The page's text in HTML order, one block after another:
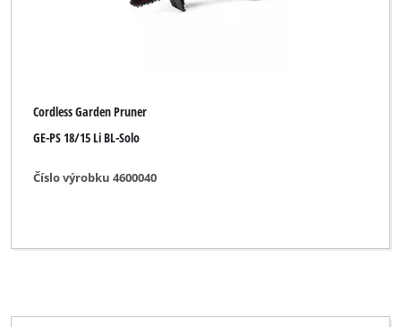
Cordless Garden Pruner
GE-PS 18/15 Li BL-Solo
Číslo výrobku 4600040